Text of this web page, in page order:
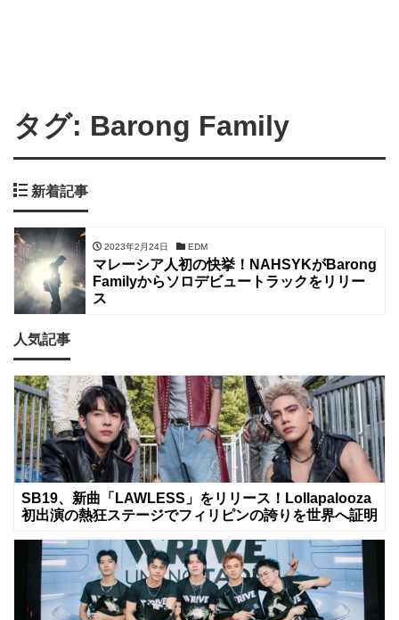
タグ: Barong Family
新着記事
2023年2月24日 EDM
マレーシア人初の快挙！NAHSYKがBarong
Familyからソロデビュートラックをリリー
ス
人気記事
SB19、新曲「LAWLESS」をリリース！Lollapalooza
初出演の熱狂ステージでフィリピンの誇りを世界へ証明